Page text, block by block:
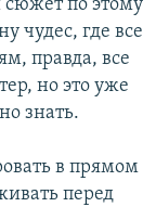
сюжет по этому
чудес, где все
правда, все
но это уже
знать.
в прямом
перед